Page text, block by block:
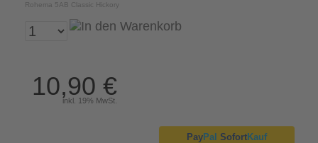
Rohema 5AB Classic Hickory
10,90 €
inkl. 19% MwSt.
Pay Pal Sofort Kauf